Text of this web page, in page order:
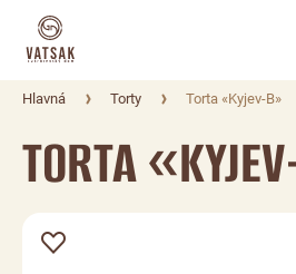
Hlavná Torty Torta «Kyjev-B»
TORTA